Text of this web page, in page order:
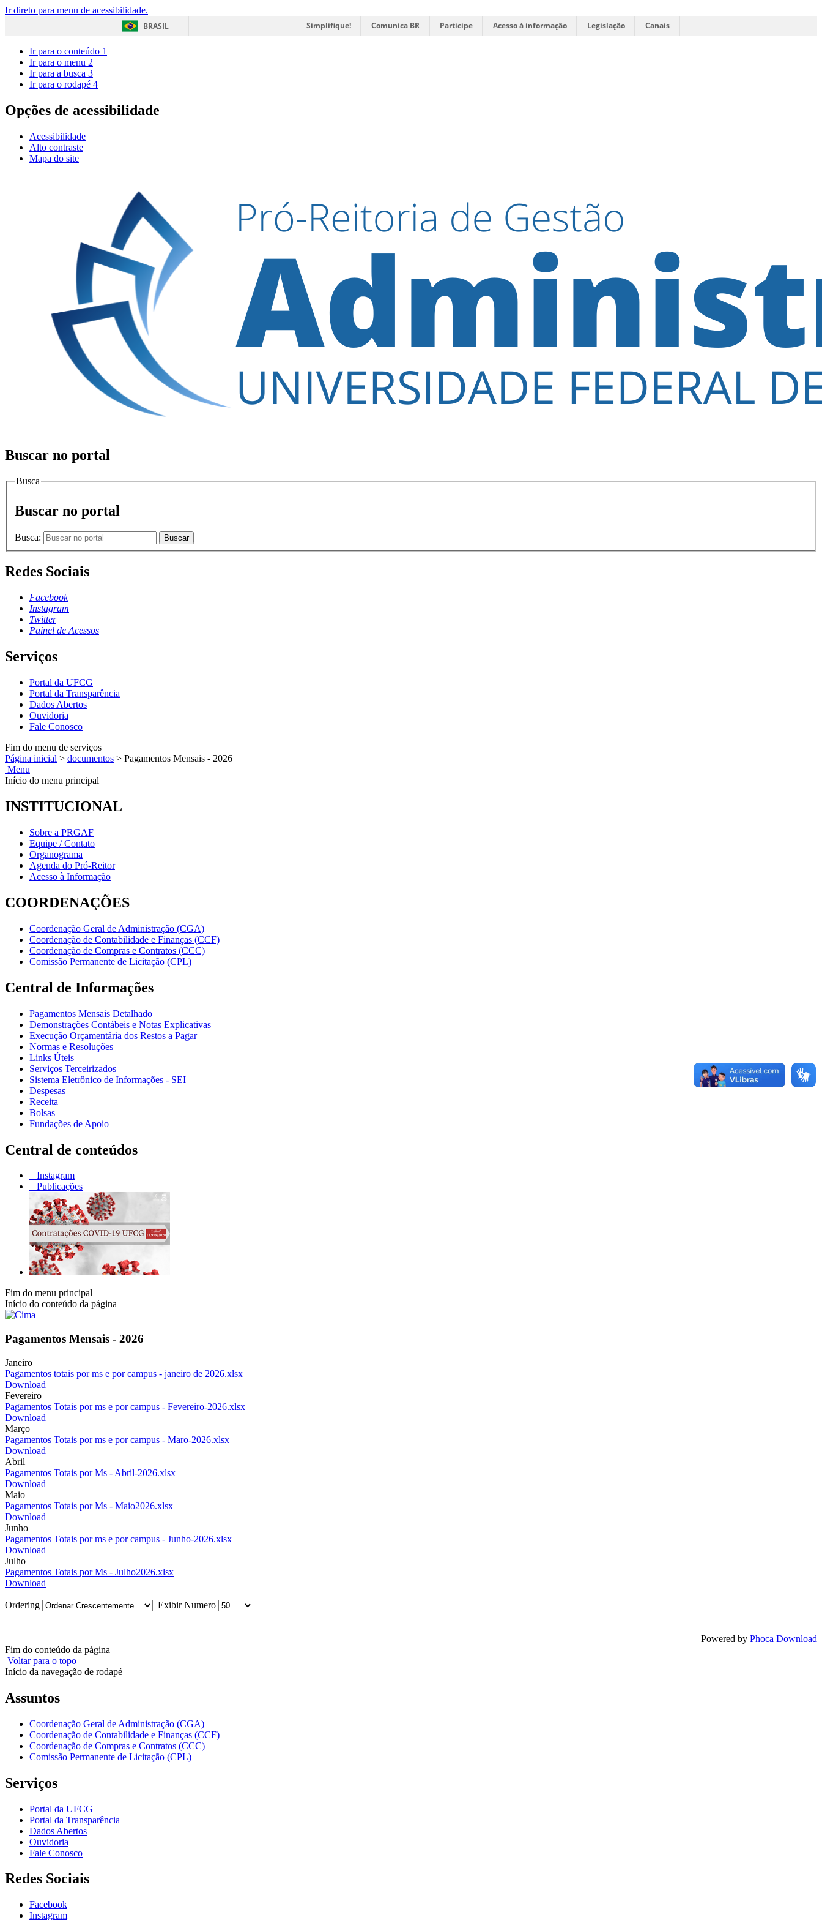
Ir direto para menu de acessibilidade.
BRASIL
Simplifique! Comunica BR Participe Acesso à informação Legislação Canais
Ir para o conteúdo 1
Ir para o menu 2
Ir para a busca 3
Ir para o rodapé 4
Opções de acessibilidade
Acessibilidade
Alto contraste
Mapa do site
Buscar no portal
Busca
Buscar no portal
Busca: Buscar
Redes Sociais
Facebook
Instagram
Twitter
Painel de Acessos
Serviços
Portal da UFCG
Portal da Transparência
Dados Abertos
Ouvidoria
Fale Conosco
Fim do menu de serviços
Página inicial > documentos > Pagamentos Mensais - 2026
Menu
Início do menu principal
INSTITUCIONAL
Sobre a PRGAF
Equipe / Contato
Organograma
Agenda do Pró-Reitor
Acesso à Informação
COORDENAÇÕES
Coordenação Geral de Administração (CGA)
Coordenação de Contabilidade e Finanças (CCF)
Coordenação de Compras e Contratos (CCC)
Comissão Permanente de Licitação (CPL)
Central de Informações
Pagamentos Mensais Detalhado
Demonstrações Contábeis e Notas Explicativas
Execução Orçamentária dos Restos a Pagar
Normas e Resoluções
Links Úteis
Serviços Terceirizados
Sistema Eletrônico de Informações - SEI
Despesas
Receita
Bolsas
Fundações de Apoio
Central de conteúdos
Instagram
Publicações
Fim do menu principal
Início do conteúdo da página
Pagamentos Mensais - 2026
Janeiro
Pagamentos totais por ms e por campus - janeiro de 2026.xlsx
Download
Fevereiro
Pagamentos Totais por ms e por campus - Fevereiro-2026.xlsx
Download
Março
Pagamentos Totais por ms e por campus - Maro-2026.xlsx
Download
Abril
Pagamentos Totais por Ms - Abril-2026.xlsx
Download
Maio
Pagamentos Totais por Ms - Maio2026.xlsx
Download
Junho
Pagamentos Totais por ms e por campus - Junho-2026.xlsx
Download
Julho
Pagamentos Totais por Ms - Julho2026.xlsx
Download
Ordering Exibir Numero
Powered by Phoca Download
Fim do conteúdo da página
Voltar para o topo
Início da navegação de rodapé
Assuntos
Coordenação Geral de Administração (CGA)
Coordenação de Contabilidade e Finanças (CCF)
Coordenação de Compras e Contratos (CCC)
Comissão Permanente de Licitação (CPL)
Serviços
Portal da UFCG
Portal da Transparência
Dados Abertos
Ouvidoria
Fale Conosco
Redes Sociais
Facebook
Instagram